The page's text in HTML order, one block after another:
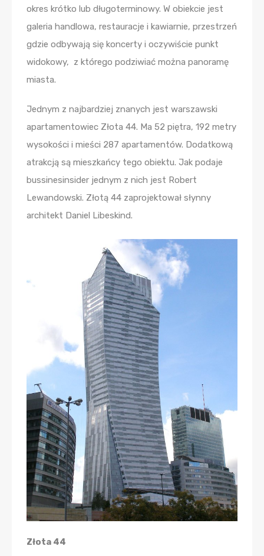
okres krótko lub długoterminowy. W obiekcie jest
galeria handlowa, restauracje i kawiarnie, przestrzeń
gdzie odbywają się koncerty i oczywiście punkt
widokowy, z którego podziwiać można panoramę
miasta.
Jednym z najbardziej znanych jest warszawski
apartamentowiec Złota 44. Ma 52 piętra, 192 metry
wysokości i mieści 287 apartamentów. Dodatkową
atrakcją są mieszkańcy tego obiektu. Jak podaje
bussinesinsider jednym z nich jest Robert
Lewandowski. Złotą 44 zaprojektował słynny
architekt Daniel Libeskind.
Złota 44